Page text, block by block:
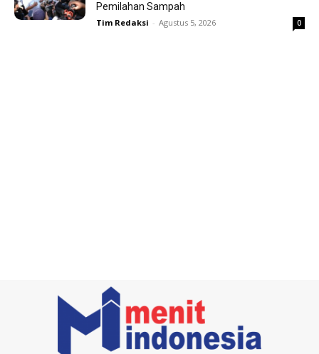
Pemilahan Sampah
Tim Redaksi - Agustus 5, 2026 0